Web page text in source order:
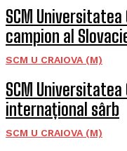
SCM
campion al
SCM U CRAIOVA (M)
SCM
internațional sârb
SCM U CRAIOVA (M)